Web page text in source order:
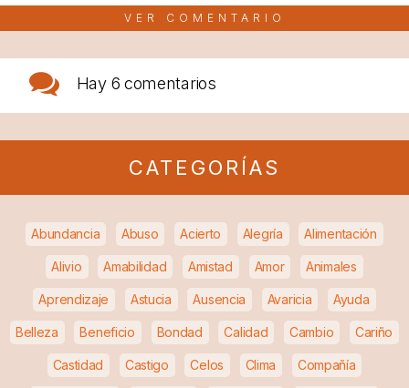
VER COMENTARIO
Hay 6 comentarios
CATEGORÍAS
Abundancia Abuso Acierto Alegría Alimentación
Alivio Amabilidad Amistad Amor Animales
Aprendizaje Astucia Ausencia Avaricia Ayuda
Belleza Beneficio Bondad Calidad Cambio Cariño
Castidad Castigo Celos Clima Compañía